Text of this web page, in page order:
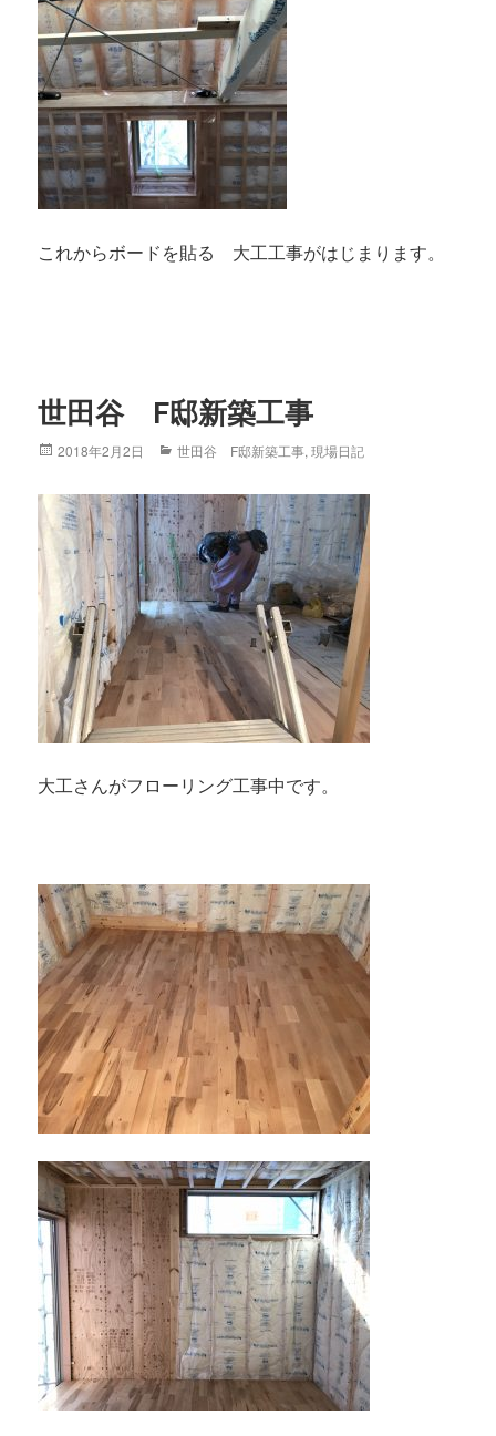
これからボードを貼る 大工工事がはじまります。
世田谷 F邸新築工事
Posted
2018年2月2日 Categories
世田谷 F邸新築工事,現場日記
大工さんがフローリング工事中です。